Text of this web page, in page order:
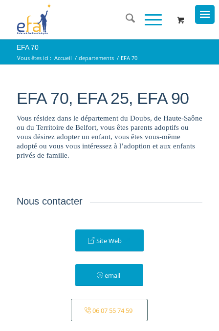
EFA 70
Vous êtes ici : Accueil / departements / EFA 70
EFA 70, EFA 25, EFA 90
Vous résidez dans le département du Doubs, de Haute-Saône
ou du Territoire de Belfort, vous êtes parents adoptifs ou
vous désirez adopter un enfant, vous êtes vous-même
adopté ou vous vous intéressez à l’adoption et aux enfants
privés de famille.
Nous contacter
Site Web
email
06 07 55 74 59